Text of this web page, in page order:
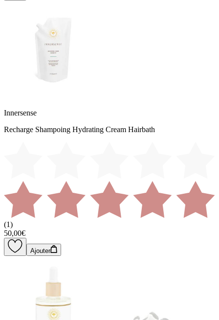
Innersense
Recharge Shampoing Hydrating Cream Hairbath
(1)
50,00€
Ajouter